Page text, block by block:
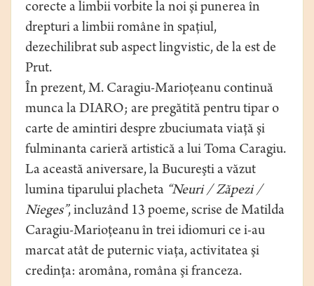
corecte a limbii vorbite la noi şi punerea în
drepturi a limbii române în spaţiul,
dezechilibrat sub aspect lingvistic, de la est de
Prut.
În prezent, M. Caragiu-Marioţeanu continuă
munca la DIARO; are pregătită pentru tipar o
carte de amintiri despre zbuciumata viaţă şi
fulminanta carieră artistică a lui Toma Caragiu.
La această aniversare, la Bucureşti a văzut
lumina tiparului placheta “Neuri / Zăpezi /
Nieges”, incluzând 13 poeme, scrise de Matilda
Caragiu-Marioţeanu în trei idiomuri ce i-au
marcat atât de puternic viaţa, activitatea şi
credinţa: aromâna, româna şi franceza.